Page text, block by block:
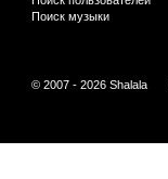
Поиск музыки
© 2007 - 2026 Shalala